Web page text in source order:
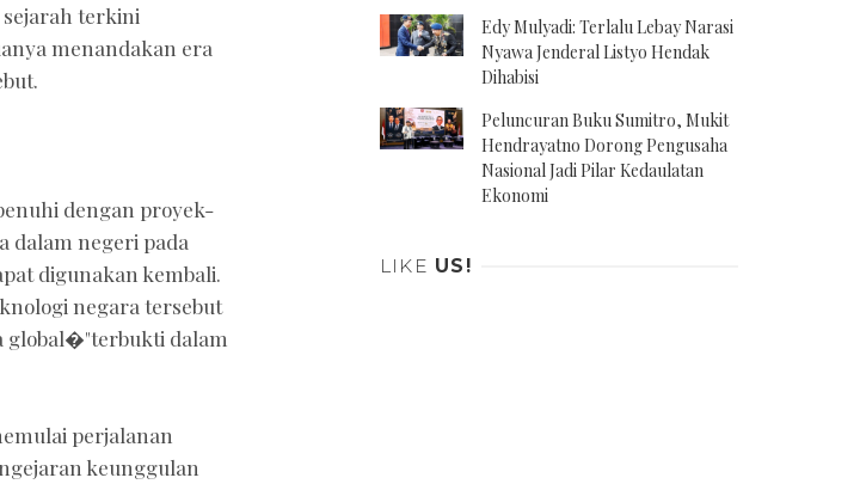
sejarah terkini
menandakan era
dengan proyek-
dalam negeri pada
digunakan kembali.
negara tersebut
global�"terbukti dalam
perjalanan
keunggulan
Edy Mulyadi: Terlalu Lebay Narasi
Nyawa Jenderal Listyo Hendak
Dihabisi
Peluncuran Buku Sumitro, Mukit
Hendrayatno Dorong Pengusaha
Nasional Jadi Pilar Kedaulatan
Ekonomi
LIKE US!